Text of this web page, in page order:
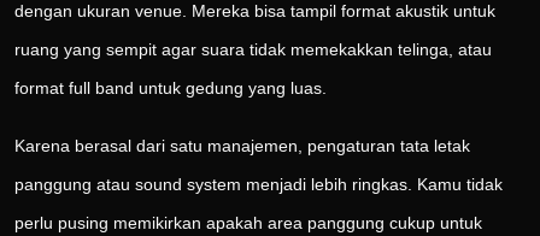
dengan ukuran venue. Mereka bisa tampil format akustik untuk
ruang yang sempit agar suara tidak memekakkan telinga, atau
format full band untuk gedung yang luas.
Karena berasal dari satu manajemen, pengaturan tata letak
panggung atau sound system menjadi lebih ringkas. Kamu tidak
perlu pusing memikirkan apakah area panggung cukup untuk